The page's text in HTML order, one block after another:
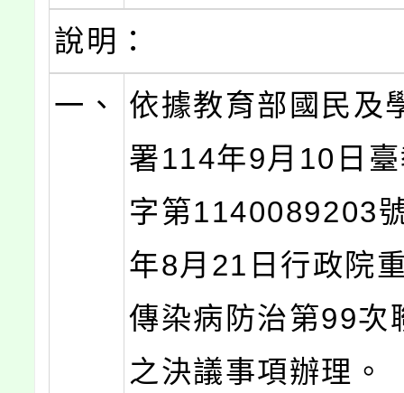
說明：
一、
依據教育部國民及
署114年9月10日
字第1140089203
年8月21日行政院
傳染病防治第99次
之決議事項辦理。